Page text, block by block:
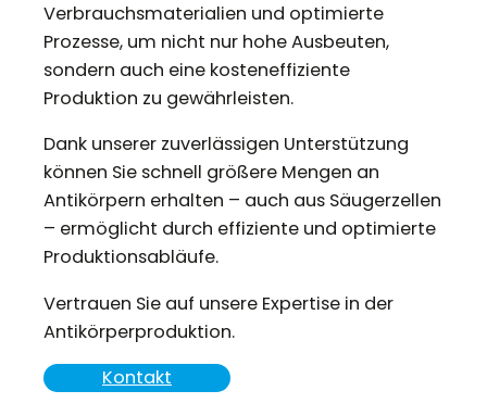
Verbrauchsmaterialien und optimierte
Prozesse, um nicht nur hohe Ausbeuten,
sondern auch eine kosteneffiziente
Produktion zu gewährleisten.
Dank unserer zuverlässigen Unterstützung
können Sie schnell größere Mengen an
Antikörpern erhalten – auch aus Säugerzellen
– ermöglicht durch effiziente und optimierte
Produktionsabläufe.
Vertrauen Sie auf unsere Expertise in der
Antikörperproduktion.
Kontakt